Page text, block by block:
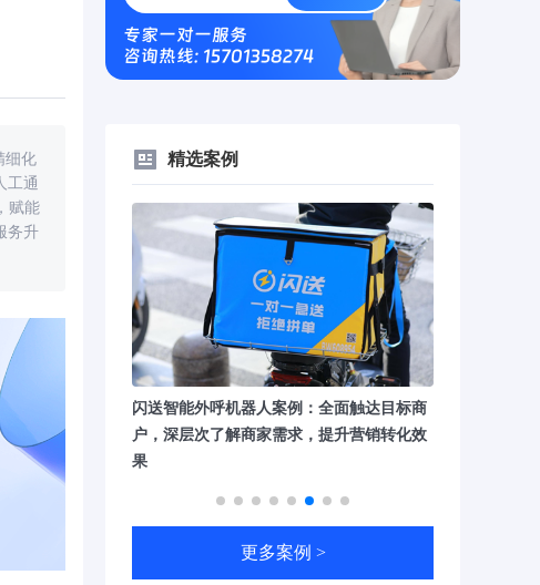
细化
工通
赋能
务升
专家一对一服务
咨询热线: 15701358274
精选案例
案例：实现7*24
客户问题
闪送智能外呼机器人案例：全面触达目标商
户，深层次了解商家需求，提升营销转化效
果
更多案例 >